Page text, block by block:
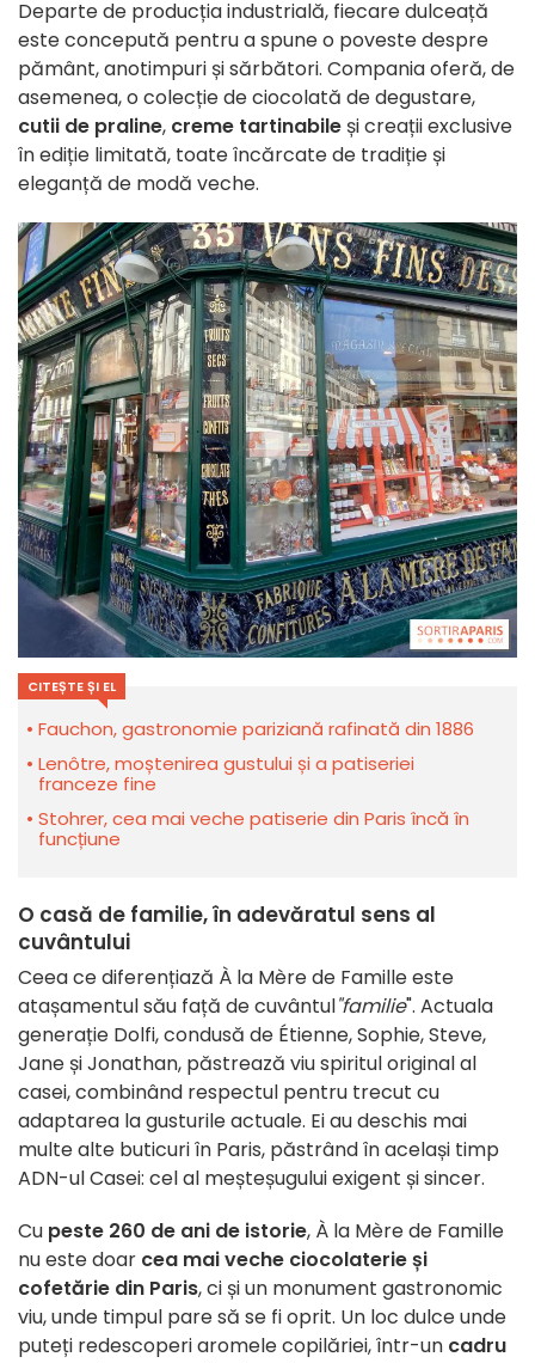
Departe de producția industrială, fiecare dulceață
este concepută pentru a spune o poveste despre
pământ, anotimpuri și sărbători. Compania oferă, de
asemenea, o colecție de ciocolată de degustare,
cutii de praline, creme tartinabile și creații exclusive
în ediție limitată, toate încărcate de tradiție și
eleganță de modă veche.
CITEȘTE ȘI EL
Fauchon, gastronomie pariziană rafinată din 1886
Lenôtre, moștenirea gustului și a patiseriei
franceze fine
Stohrer, cea mai veche patiserie din Paris încă în
funcțiune
O casă de familie, în adevăratul sens al
cuvântului
Ceea ce diferențiază À la Mère de Famille este
atașamentul său față de cuvântul"familie". Actuala
generație Dolfi, condusă de Étienne, Sophie, Steve,
Jane și Jonathan, păstrează viu spiritul original al
casei, combinând respectul pentru trecut cu
adaptarea la gusturile actuale. Ei au deschis mai
multe alte buticuri în Paris, păstrând în același timp
ADN-ul Casei: cel al meșteșugului exigent și sincer.
Cu peste 260 de ani de istorie, À la Mère de Famille
nu este doar cea mai veche ciocolaterie și
cofetărie din Paris, ci și un monument gastronomic
viu, unde timpul pare să se fi oprit. Un loc dulce unde
puteți redescoperi aromele copilăriei, într-un cadru